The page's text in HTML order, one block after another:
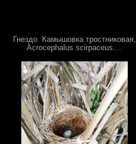
Гнездо. Камышовка тростниковая,
Acrocephalus scirpaceus....